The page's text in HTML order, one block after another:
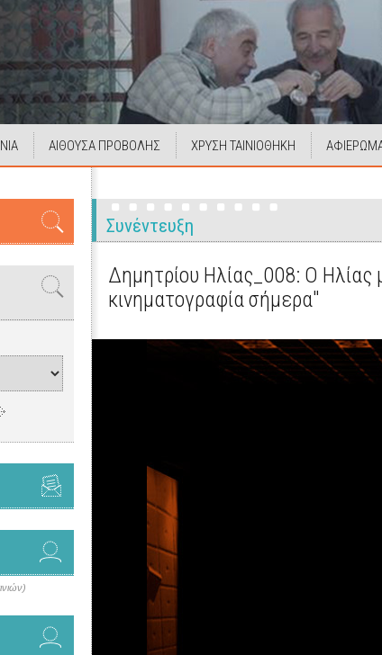
ΑΙΘΟΥΣΑ ΠΡΟΒΟΛΗΣ ΧΡΥΣΗ ΤΑΙΝΙΟΘΗΚΗ
Συνέντευξη
Δημητρίου Ηλίας_008: Ο Ηλίας
κινηματογραφία σήμερα"